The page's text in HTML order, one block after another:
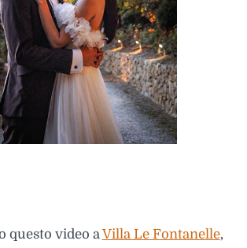
questo video aVilla Le Fontanelle,